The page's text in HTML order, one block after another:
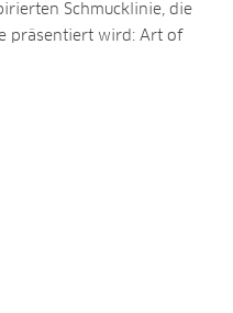
Schmucklinie, die
präsentiert wird: Art of